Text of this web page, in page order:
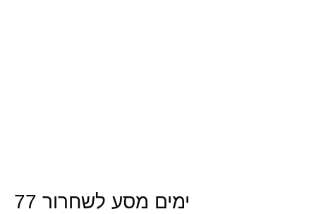
77 ימים מסע לשחרור